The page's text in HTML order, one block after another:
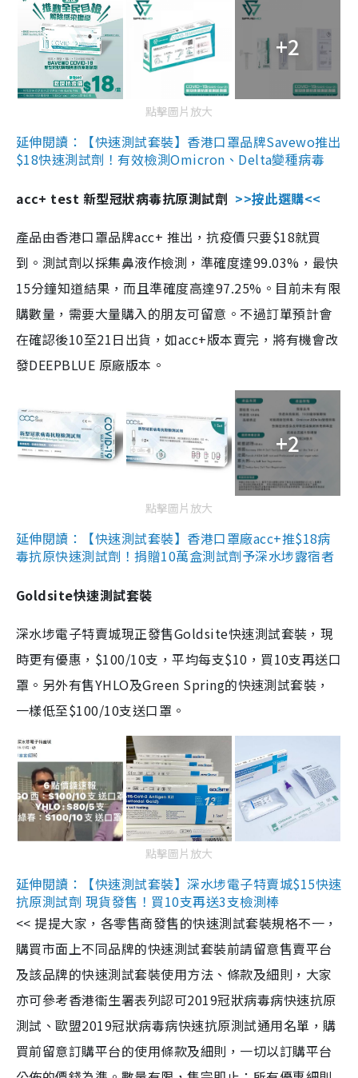
+2
點擊圖片放大
延伸閱讀：【快速測試套裝】香港口罩品牌Savewo推出
$18快速測試劑！有效檢測Omicron、Delta變種病毒
acc+ test 新型冠狀病毒抗原測試劑 >>按此選購<<
產品由香港口罩品牌acc+ 推出，抗疫價只要$18就買
到。測試劑以採集鼻液作檢測，準確度達99.03%，最快
15分鐘知道結果，而且準確度高達97.25%。目前未有限
購數量，需要大量購入的朋友可留意。不過訂單預計會
在確認後10至21日出貨，如acc+版本賣完，將有機會改
發DEEPBLUE 原廠版本。
+2
點擊圖片放大
延伸閱讀：【快速測試套裝】香港口罩廠acc+推$18病
毒抗原快速測試劑！捐贈10萬盒測試劑予深水埗露宿者
Goldsite快速測試套裝
深水埗電子特賣城現正發售Goldsite快速測試套裝，現
時更有優惠，$100/10支，平均每支$10，買10支再送口
罩。另外有售YHLO及Green Spring的快速測試套裝，
一樣低至$100/10支送口罩。
點擊圖片放大
延伸閱讀：【快速測試套裝】深水埗電子特賣城$15快速
抗原測試劑 現貨發售！買10支再送3支檢測棒
<< 提提大家，各零售商發售的快速測試套裝規格不一，
購買市面上不同品牌的快速測試套裝前請留意售賣平台
及該品牌的快速測試套裝使用方法、條款及細則，大家
亦可參考香港衞生署表列認可2019冠狀病毒病快速抗原
測試、歐盟2019冠狀病毒病快速抗原測試通用名單，購
買前留意訂購平台的使用條款及細則，一切以訂購平台